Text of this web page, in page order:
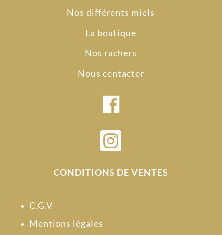
Nos différents miels
La boutique
Nos ruchers
Nous contacter

CONDITIONS DE VENTES
C.G.V
Mentions légales